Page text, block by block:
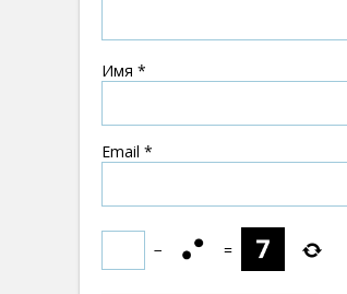
Имя *
Email *
− =